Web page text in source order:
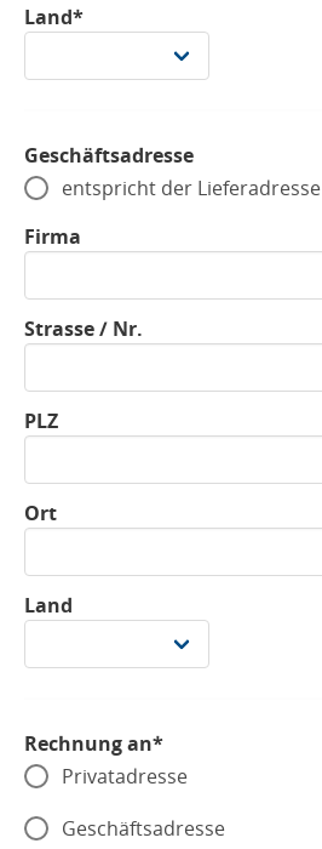
Land*
Geschäftsadresse
entspricht der Lieferadresse
Firma
Strasse / Nr.
PLZ
Ort
Land
Rechnung an*
Privatadresse
Geschäftsadresse